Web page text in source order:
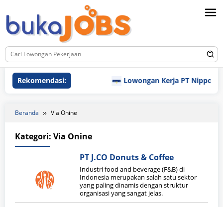
ke
konten
Rekomendasi: Lowongan Kerja PT Nippon
Beranda Via Onine
Kategori: Via Onine
PT J.CO Donuts & Coffee
Industri food and beverage (F&B) di
Indonesia merupakan salah satu sektor
yang paling dinamis dengan struktur
organisasi yang sangat jelas.